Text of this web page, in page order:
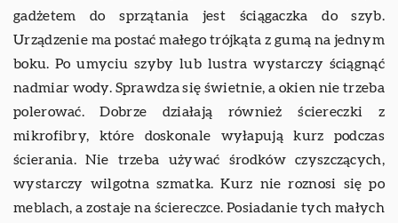
gadżetem do sprzątania jest ściągaczka do szyb.
Urządzenie ma postać małego trójkąta z gumą na jednym
boku. Po umyciu szyby lub lustra wystarczy ściągnąć
nadmiar wody. Sprawdza się świetnie, a okien nie trzeba
polerować. Dobrze działają również ściereczki z
mikrofibry, które doskonale wyłapują kurz podczas
ścierania. Nie trzeba używać środków czyszczących,
wystarczy wilgotna szmatka. Kurz nie roznosi się po
meblach, a zostaje na ściereczce. Posiadanie tych małych